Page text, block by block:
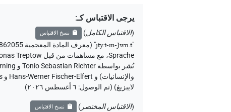
يرجى الاقتباس كـ:
(الاقتباس الكامل) نسخ الاقتباس
"
jty.t-m-Jwn.t
" (معرف المادة المعجمية 862055) <https://thesaurus-linguae-aegyptiae.de/lemma/862055>
Sprache، مع مساهمات من قبل Treptow
لايبزيغ) (تم الوصول: ٦ أغسطس ٢٠٢٦ )
(الاقتباس المختصر) نسخ الاقتباس